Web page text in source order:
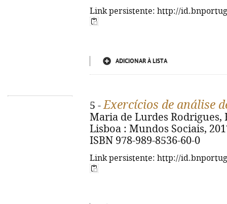
Link persistente: http://
ADICIONAR À LISTA
5 -Exercícios de análise
Maria de Lurdes Rodrigues,
Lisboa : Mundos Sociais,
ISBN 978-989-8536-60-0
Link persistente: http://